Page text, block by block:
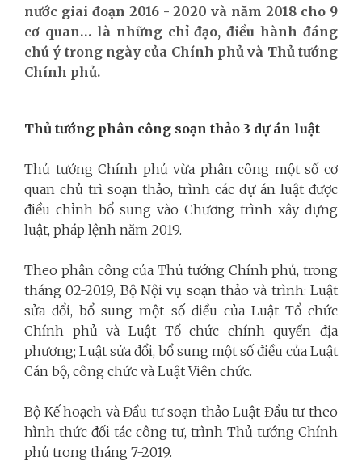
nước giai đoạn 2016 - 2020 và năm 2018 cho 9
cơ quan… là những chỉ đạo, điều hành đáng
chú ý trong ngày của Chính phủ và Thủ tướng
Chính phủ.
Thủ tướng phân công soạn thảo 3 dự án luật
Thủ tướng Chính phủ vừa phân công một số cơ
quan chủ trì soạn thảo, trình các dự án luật được
điều chỉnh bổ sung vào Chương trình xây dựng
luật, pháp lệnh năm 2019.
Theo phân công của Thủ tướng Chính phủ, trong
tháng 02-2019, Bộ Nội vụ soạn thảo và trình: Luật
sửa đổi, bổ sung một số điều của Luật Tổ chức
Chính phủ và Luật Tổ chức chính quyền địa
phương; Luật sửa đổi, bổ sung một số điều của Luật
Cán bộ, công chức và Luật Viên chức.
Bộ Kế hoạch và Đầu tư soạn thảo Luật Đầu tư theo
hình thức đối tác công tư, trình Thủ tướng Chính
phủ trong tháng 7-2019.